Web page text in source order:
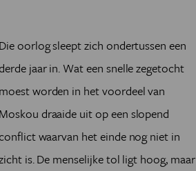
Die oorlog sleept zich ondertussen een
jaar in. Wat een snelle zegetocht
moest worden in het voordeel van
Moskou draaide uit op een slopend
waarvan het einde nog niet in
is. De menselijke tol ligt hoog, maar